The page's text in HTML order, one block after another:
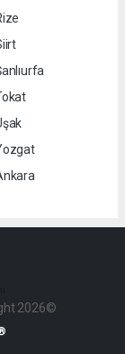
2026©